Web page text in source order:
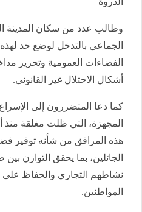
وطالب عدد من سكان المدينة
الجماعي بالتدخل لوضع حد
الفضاءات العمومية وتحرير
أشكال الاحتلال غير القانوني.
كما دعا المتضررون إلى
المجهزة، التي ظلت مغلقة
هذه المرافق من شأنه توفير
الجائلين، بما يحقق التوازن
نشاطهم التجاري والحفاظ على
المواطنين.